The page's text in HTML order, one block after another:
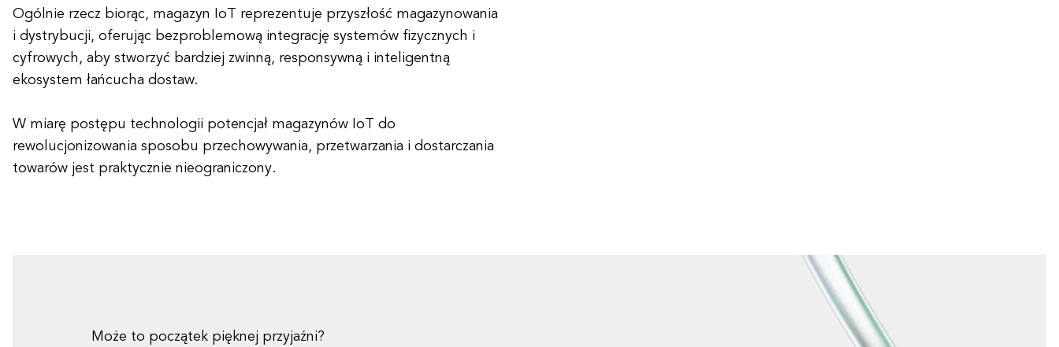
Ogólnie rzecz biorąc, magazyn IoT reprezentuje przyszłość magazynowania
i dystrybucji, oferując bezproblemową integrację systemów fizycznych i
cyfrowych, aby stworzyć bardziej zwinną, responsywną i inteligentną
ekosystem łańcucha dostaw.
W miarę postępu technologii potencjał magazynów IoT do
rewolucjonizowania sposobu przechowywania, przetwarzania i dostarczania
towarów jest praktycznie nieograniczony.
Może to początek pięknej przyjaźni?